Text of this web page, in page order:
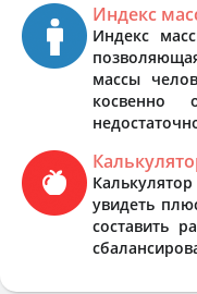
Индекс
Индекс
массы
косвенно
увидеть
составить